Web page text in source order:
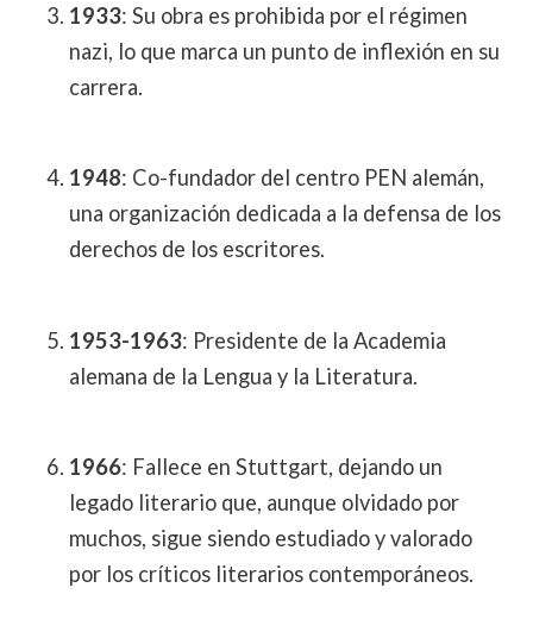
1933: Su obra es prohibida por el régimen
nazi, lo que marca un punto de inflexión en su
carrera.
1948: Co-fundador del centro PEN alemán,
una organización dedicada a la defensa de los
derechos de los escritores.
1953-1963: Presidente de la Academia
alemana de la Lengua y la Literatura.
1966: Fallece en Stuttgart, dejando un
legado literario que, aunque olvidado por
muchos, sigue siendo estudiado y valorado
por los críticos literarios contemporáneos.